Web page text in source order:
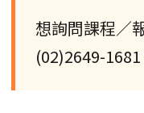
想詢問課程／
(02)2649-